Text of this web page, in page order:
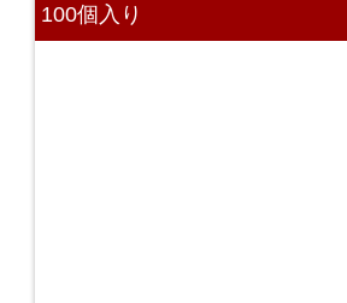
100個入り